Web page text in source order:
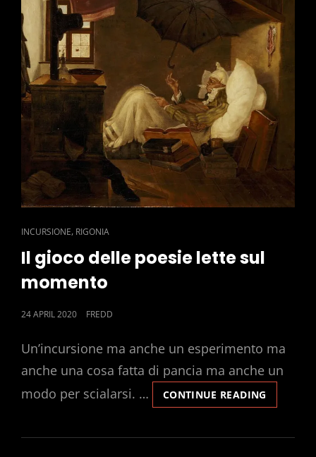
CAT
LINKS
INCURSIONE, RIGONIA
Il gioco delle poesie lette sul
momento
POSTED
24 APRIL 2020 FREDD
Un’incursione ma anche un esperimento ma
anche una cosa fatta di pancia ma anche un
modo per scialarsi. …
CONTINUE READING
GIOCO
POESIE